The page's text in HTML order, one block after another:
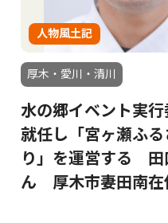
人物風土記
厚木・愛川・清川
水の郷イベント実
就任し「宮ヶ瀬ふ
り」を運営する 田
ん 厚木市妻田南